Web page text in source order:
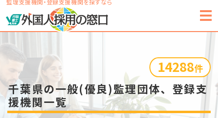
監理支援機関・登録支援機関を探すなら
14288件
千葉県の一般(優良)監理団体、登録支
援機関一覧